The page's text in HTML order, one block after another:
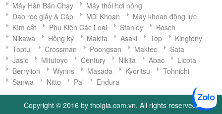
Máy Hàn Bán Chạy
Máy thổi hơi nóng
Dao rọc giấy & Cáp
Mũi Khoan
Máy khoan động lực
Kìm cắt
Phụ Kiện Các Loại Stanley
Bosch
Nikawa
Hồng ký Makita Asaki Top
Kingtony
Toptul
Crossman Poongsan Maktec
Sata
Jasic
Mitutoyo Century Nikita Abac
Licota
Berrylion
Wynns Masada Kyoritsu
Tohnichi
Sanwa
Nitto Pal Endura
Copyright © 2016 by thoigia.com.vn. All rights reserved.